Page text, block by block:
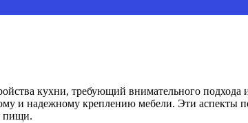
кухни, требующий внимательного подхода
и надежному креплению мебели. Эти аспекты
пищи.